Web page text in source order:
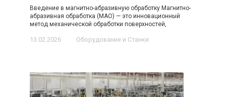
Введение в магнитно-абразивную обработку Магнитно-
абразивная обработка (МАО) — это инновационный
метод механической обработки поверхностей,
13.02.2026 Оборудование и Станки